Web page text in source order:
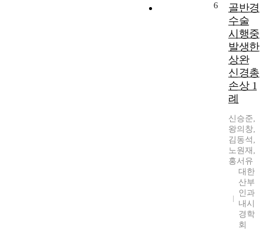
6
골반경
수술
시행중
발생한
상완
신경총
손상 1
례
신승준,
왕의창,
김동석,
노원재,
홍서유
대한
산부
인과
내시
경학
회